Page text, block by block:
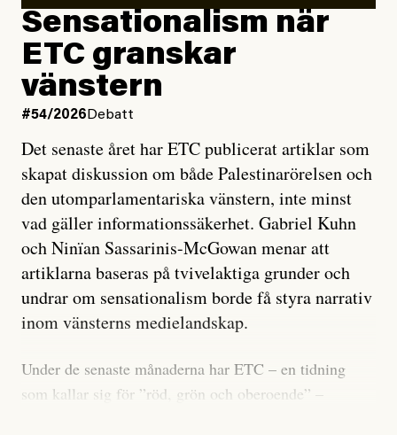
Sensationalism när
ETC granskar
vänstern
#54/2026 Debatt
Det senaste året har ETC publicerat artiklar som
skapat diskussion om både Palestinarörelsen och
den utomparlamentariska vänstern, inte minst
vad gäller informationssäkerhet. Gabriel Kuhn
och Ninïan Sassarinis-McGowan menar att
artiklarna baseras på tvivelaktiga grunder och
undrar om sensationalism borde få styra narrativ
inom vänsterns medielandskap.
Under de senaste månaderna har ETC – en tidning
som kallar sig för ”röd, grön och oberoende” –